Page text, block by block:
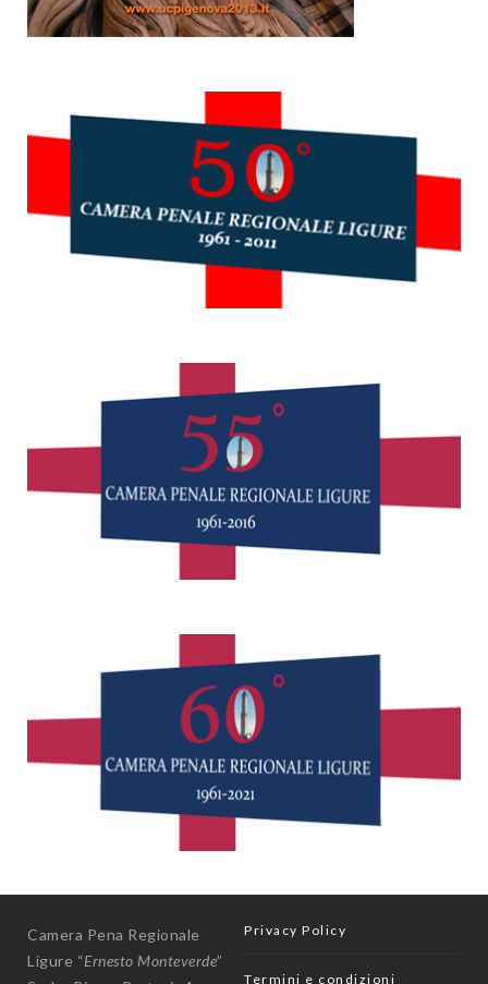
Camera Pena Regionale
Ligure “Ernesto Monteverde”
Privacy Policy
Termini e condizioni